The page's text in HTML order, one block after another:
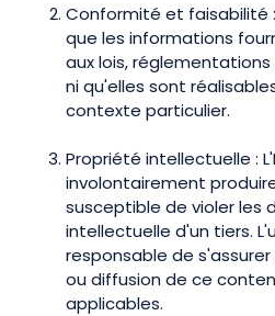
Conformité et faisabilité
que les informations
aux lois,
ni qu'elles sont
contexte particulier.
Propriété intellectuelle :
involontairement
susceptible de violer les
intellectuelle d'un tiers.
responsable de
ou diffusion de ce
applicables.